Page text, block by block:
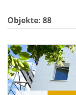
Objekte: 88